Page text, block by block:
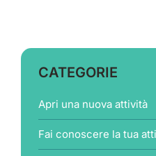
CATEGORIE
Apri una nuova attività
Fai conoscere la tua